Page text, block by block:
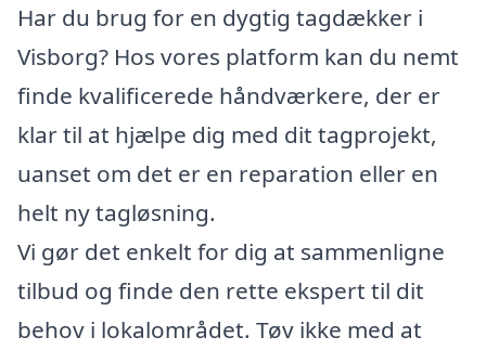
Har du brug for en dygtig tagdækker i
Visborg? Hos vores platform kan du nemt
finde kvalificerede håndværkere, der er
klar til at hjælpe dig med dit tagprojekt,
uanset om det er en reparation eller en
helt ny tagløsning.
Vi gør det enkelt for dig at sammenligne
tilbud og finde den rette ekspert til dit
behov i lokalområdet. Tøv ikke med at